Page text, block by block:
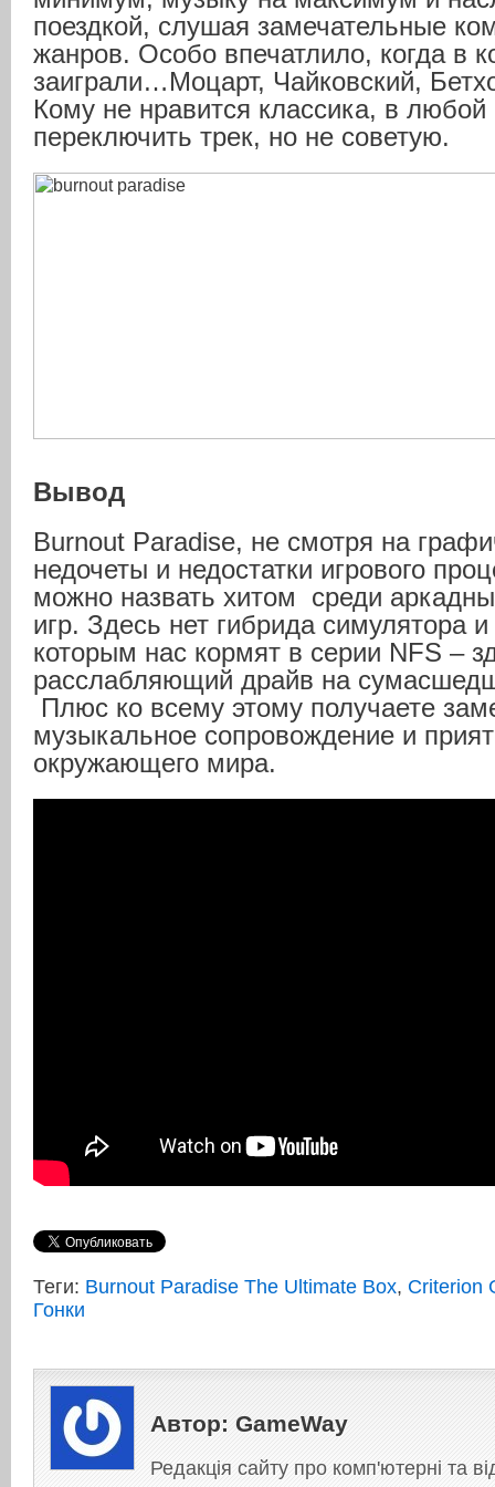
поездкой, слушая замечательные
жанров. Особо впечатлило, когда в
заиграли…Моцарт, Чайковский,
Кому не нравится классика, в
переключить трек, но не советую.
Вывод
Burnout Paradise, не смотря на
недочеты и недостатки игрового
можно назвать хитом среди
игр. Здесь нет гибрида симулятора
которым нас кормят в серии NFS –
расслабляющий драйв на
Плюс ко всему этому получаете
музыкальное сопровождение и
окружающего мира.
Теги: Burnout Paradise The Ultimate Box, Criterion
Гонки
Автор: GameWay
Редакція сайту про комп'ютерні та